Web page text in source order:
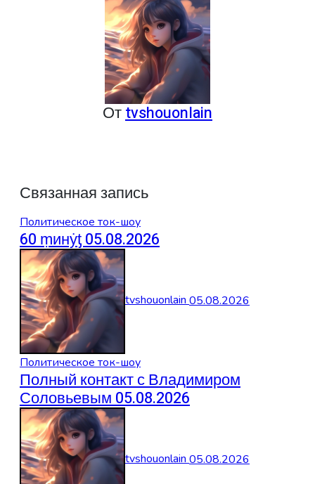
Отtvshouonlain
Связанная запись
Политическое ток-шоу
60 ṃинẏƫ 05.08.2026
tvshouonlain05.08.2026
Политическое ток-шоу
Полный контакт с Владимиром
Соловьевым 05.08.2026
tvshouonlain05.08.2026